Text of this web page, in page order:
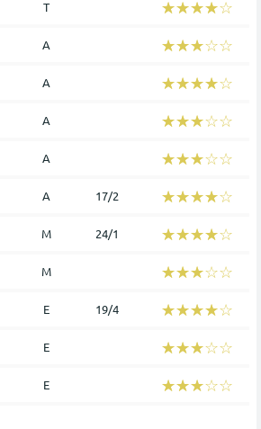
Τ ☆☆☆☆☆
★★★★★
Α ☆☆☆☆☆
★★★★★
Α ☆☆☆☆☆
★★★★★
Α ☆☆☆☆☆
★★★★★
Α ☆☆☆☆☆
★★★★★
Α 17/2 ☆☆☆☆☆
★★★★★
Μ 24/1 ☆☆☆☆☆
★★★★★
Μ ☆☆☆☆☆
★★★★★
Ε 19/4 ☆☆☆☆☆
★★★★★
Ε ☆☆☆☆☆
★★★★★
Ε ☆☆☆☆☆
★★★★★